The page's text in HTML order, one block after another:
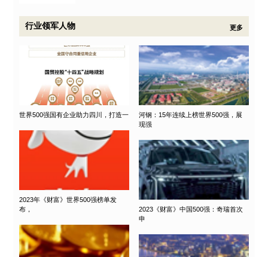
行业领军人物 更多
世界500强国有企业助力四川，打造一
河钢：15年连续上榜世界500强，展
现强
2023年《财富》世界500强榜单发
布，
2023《财富》中国500强：奇瑞首次
申